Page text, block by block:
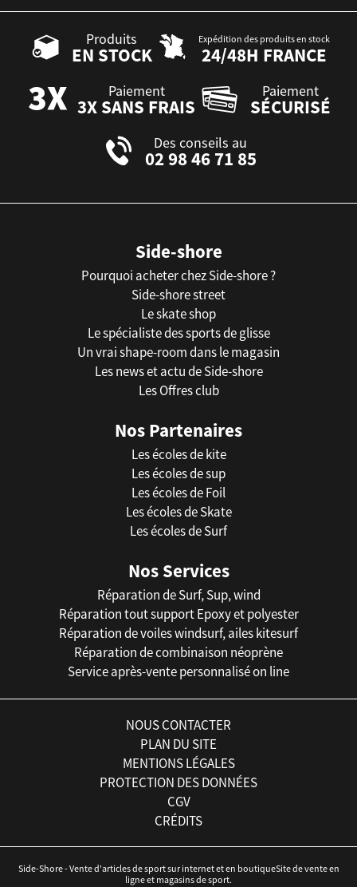
Produits
EN STOCK
Expédition des produits en stock
24/48H FRANCE
Paiement
3X SANS FRAIS
Paiement
SÉCURISÉ
Des conseils au
02 98 46 71 85
Side-shore
Pourquoi acheter chez Side-shore ?
Side-shore street
Le skate shop
Le spécialiste des sports de glisse
Un vrai shape-room dans le magasin
Les news et actu de Side-shore
Les Offres club
Nos Partenaires
Les écoles de kite
Les écoles de sup
Les écoles de Foil
Les écoles de Skate
Les écoles de Surf
Nos Services
Réparation de Surf, Sup, wind
Réparation tout support Epoxy et polyester
Réparation de voiles windsurf, ailes kitesurf
Réparation de combinaison néoprène
Service après-vente personnalisé on line
NOUS CONTACTER
PLAN DU SITE
MENTIONS LÉGALES
PROTECTION DES DONNÉES
CGV
CRÉDITS
Side-Shore - Vente d'articles de sport sur internet et en boutiqueSite de vente en
ligne et magasins de sport.